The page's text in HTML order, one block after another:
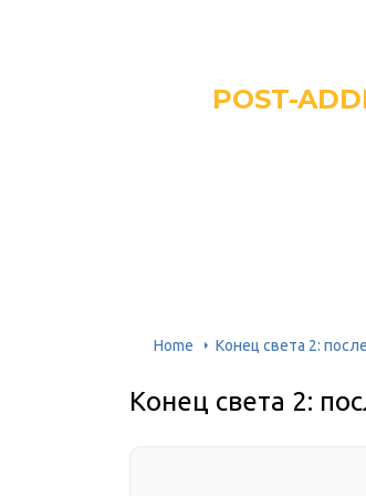
POST-
Home Конец света 2:
Конец света 2: